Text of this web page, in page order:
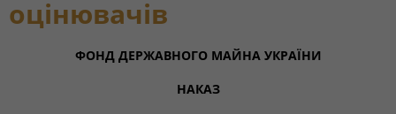
оцінювачів
ФОНД ДЕРЖАВНОГО МАЙНА УКРАЇНИ
НАКАЗ